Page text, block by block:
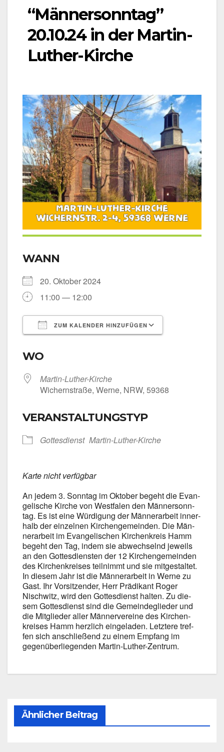
“Männersonntag”
20.10.24 in der Martin-
Luther-Kirche
WANN
20. Okto­ber 2024
11:00 — 12:00
ZUM KALENDER HINZUFÜGEN
WO
Martin-Luther-Kirche
Wichern­stra­ße, Wer­ne, NRW, 59368
VERANSTALTUNGSTYP
Got­tes­dienst Martin-Luther-Kirche
Kar­te nicht ver­füg­bar
An jedem 3. Sonn­tag im Okto­ber begeht die Evan­
ge­li­sche Kir­che von West­fa­len den Män­ner­sonn­
tag. Es ist eine Wür­di­gung der Män­ner­ar­beit inner­
halb der ein­zel­nen Kir­chen­ge­mein­den. Die Män­
ner­ar­beit im Evan­ge­li­schen Kir­chen­kreis Hamm
begeht den Tag, indem sie abwech­selnd jeweils
an den Got­tes­diens­ten der 12 Kir­chen­ge­mein­den
des Kir­chen­krei­ses teil­nimmt und sie mit­ge­stal­tet.
In die­sem Jahr ist die Män­ner­ar­beit in Wer­ne zu
Gast. Ihr Vor­sit­zen­der, Herr Prä­di­kant Roger
Nischwitz, wird den Got­tes­dienst hal­ten. Zu die­
sem Got­tes­dienst sind die Gemein­de­glie­der und
die Mit­glie­der aller Män­ner­ver­ei­ne des Kir­chen­
krei­ses Hamm herz­lich ein­ge­la­den. Letz­te­re tref­
fen sich anschlie­ßend zu einem Emp­fang im
gegen­über­lie­gen­den Martin-Luther-Zentrum.
Ähnlicher Beitrag